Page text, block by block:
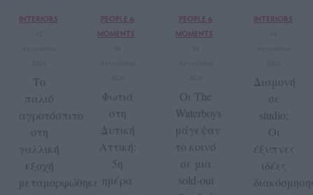
INTERIORS
Το
παλιό
αγροτόσπιτο
στη
γαλλική
εξοχή
μεταμορφώθηκε
PEOPLE &
MOMENTS
Φωτιά
στη
Δυτική
Αττική:
5η
ημέρα
PEOPLE &
MOMENTS
Οι The
Waterboys
μάγεψαν
το κοινό
σε μια
sold-out
INTERIORS
Διαμονή
σε
studio;
Οι
έξυπνες
ιδέες